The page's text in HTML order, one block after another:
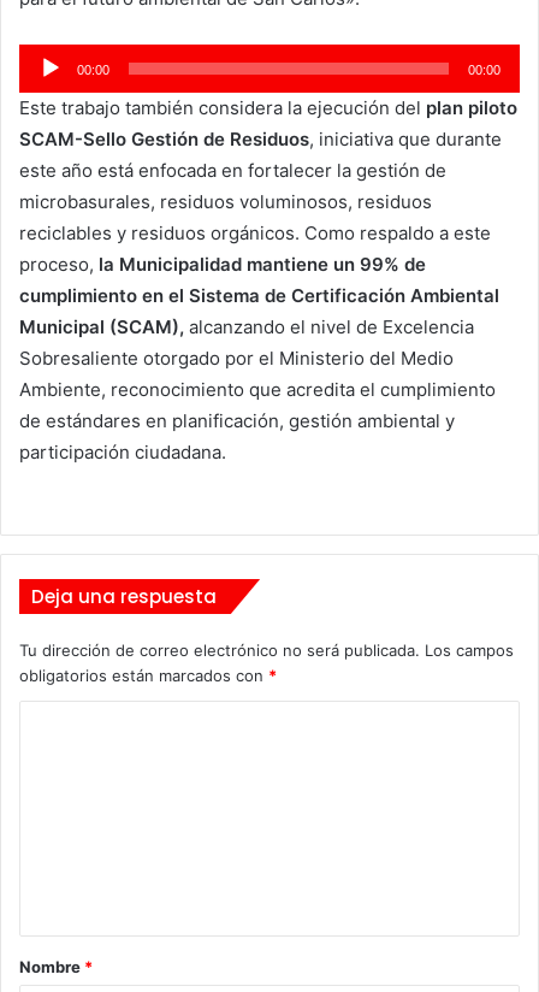
Reproductor
de
audio
00:00 00:00
Este trabajo también considera la ejecución del plan piloto
SCAM-Sello Gestión de Residuos, iniciativa que durante
este año está enfocada en fortalecer la gestión de
microbasurales, residuos voluminosos, residuos
reciclables y residuos orgánicos. Como respaldo a este
proceso, la Municipalidad mantiene un 99% de
cumplimiento en el Sistema de Certificación Ambiental
Municipal (SCAM), alcanzando el nivel de Excelencia
Sobresaliente otorgado por el Ministerio del Medio
Ambiente, reconocimiento que acredita el cumplimiento
de estándares en planificación, gestión ambiental y
participación ciudadana.
Deja una respuesta
Tu dirección de correo electrónico no será publicada. Los campos
obligatorios están marcados con *
a
r
Nombre *